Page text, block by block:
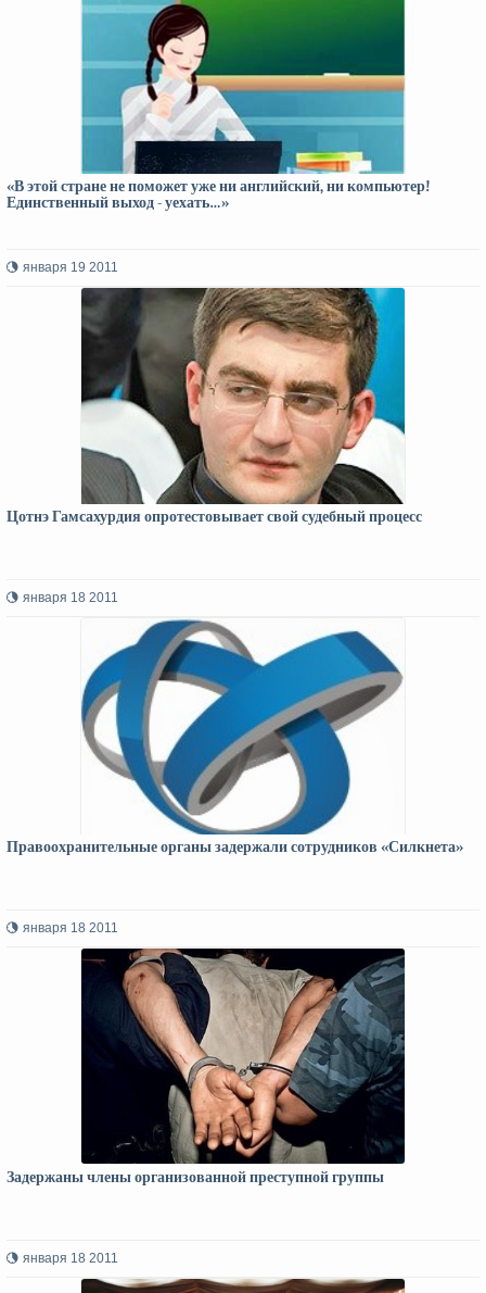
«В этой стране не поможет уже ни английский, ни компьютер!
Единственный выход - уехать…»
января 19 2011
Цотнэ Гамсахурдия опротестовывает свой судебный процесс
января 18 2011
Правоохранительные органы задержали сотрудников «Силкнета»
января 18 2011
Задержаны члены организованной преступной группы
января 18 2011